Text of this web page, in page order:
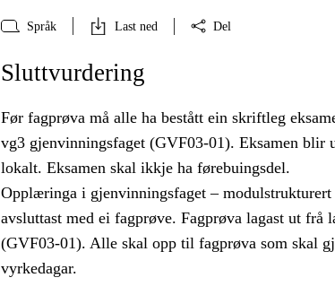
Språk Last ned Del
Sluttvurdering
Før fagprøva må alle ha bestått ein skriftleg
vg3 gjenvinningsfaget (GVF03-01). Eksamen blir
lokalt. Eksamen skal ikkje ha førebuingsdel.
Opplæringa i gjenvinningsfaget –
avsluttast med ei fagprøve. Fagprøva lagast ut
(GVF03-01). Alle skal opp til fagprøva som skal
vyrkedagar.